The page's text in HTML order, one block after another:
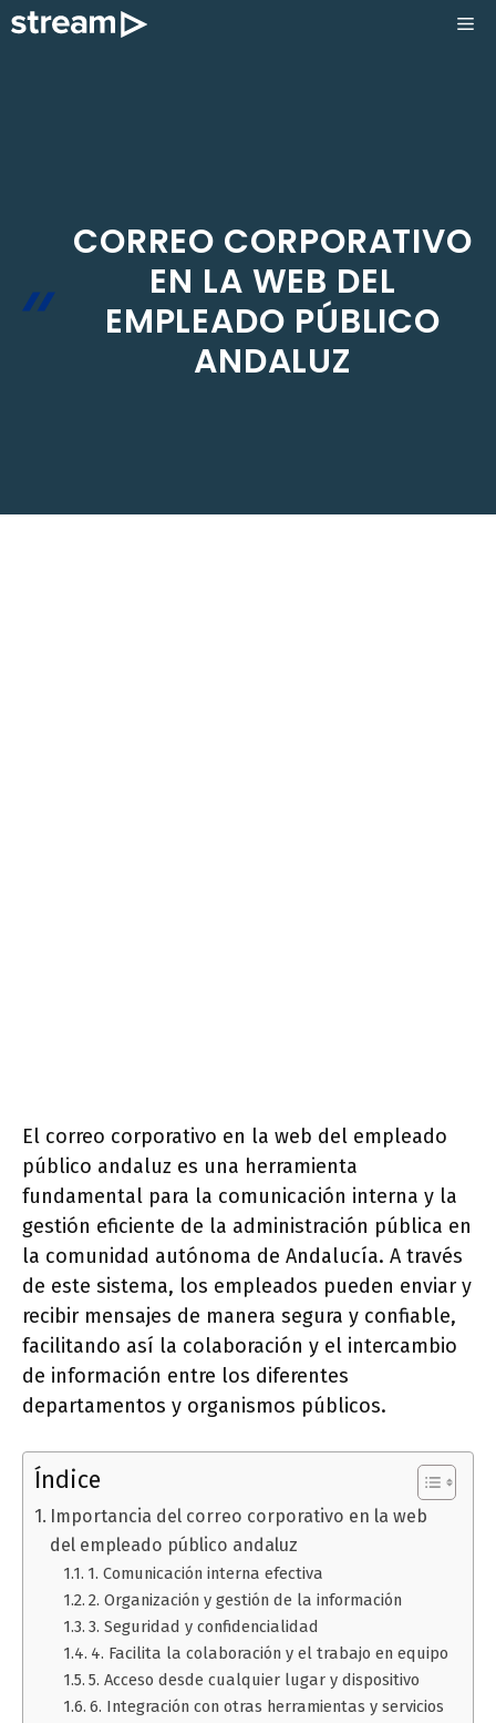
Saltar
CORREO CORPORATIVO
EN LA WEB DEL
EMPLEADO PÚBLICO
ANDALUZ
El correo corporativo en la web del empleado
público andaluz es una herramienta
fundamental para la comunicación interna y la
gestión eficiente de la administración pública en
la comunidad autónoma de Andalucía. A través
de este sistema, los empleados pueden enviar y
recibir mensajes de manera segura y confiable,
facilitando así la colaboración y el intercambio
de información entre los diferentes
departamentos y organismos públicos.
Índice
Importancia del correo corporativo en la web
del empleado público andaluz
1. Comunicación interna efectiva
2. Organización y gestión de la información
3. Seguridad y confidencialidad
4. Facilita la colaboración y el trabajo en equipo
5. Acceso desde cualquier lugar y dispositivo
6. Integración con otras herramientas y servicios